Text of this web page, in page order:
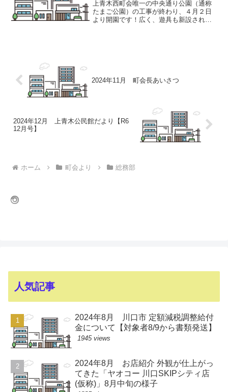
上青木西町会唯一の中央通り公園（通称
たまご公園）の工事が終わり、４月２日
より開園です！広く、遊具も新設されて
2024年11月 町会長あいさつ
2024年12月 上青木公民館だより【R6
12月号】
ホーム 町会より 総務部
人気記事
2024年8月 川口市 定額減税調整給付
金について【対象者8/9から書類発送】
1945 views
2024年8月 お店紹介 外観が仕上がっ
てきた「ヤオコー 川口SKIPシティ店
(仮称)」8月中旬の様子